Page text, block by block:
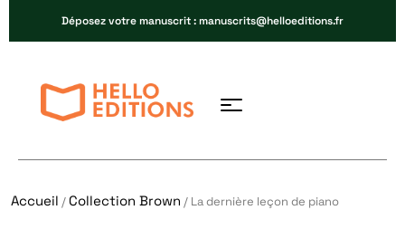
Déposez votre manuscrit : manuscrits@helloeditions.fr
Accueil /Collection Brown / La dernière leçon de piano